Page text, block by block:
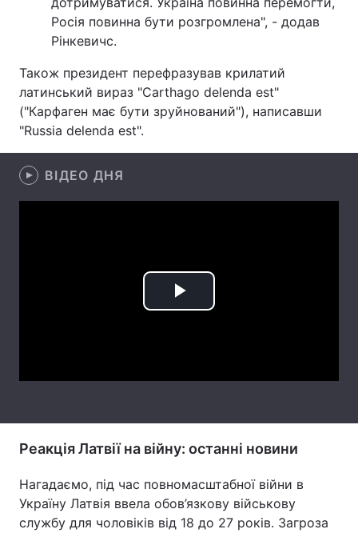
Цікавинки Погода
Екологія
Лонгріди
Відео з Youtube
Інтерв'ю
Архів Вакансії
Росія повинна бути розгромлена", - додав
Рінкевичс.
Також президент перефразував крилатий
латинський вираз "Carthago delenda est"
("Карфаген має бути зруйнований"), написавши
"Russia delenda est".
ВІДЕО ДНЯ
Play
Реакція Латвії на війну: останні новини
Нагадаємо, під час повномасштабної війни в
Україну Латвія ввела обов’язкову військову
службу для чоловіків від 18 до 27 років. Загроза